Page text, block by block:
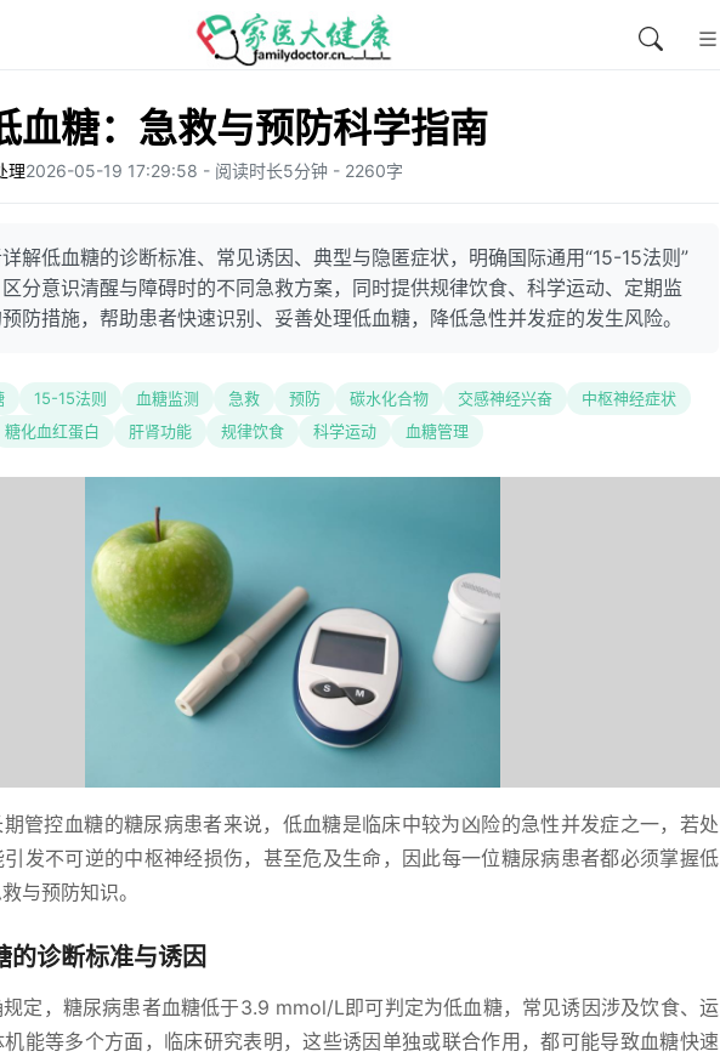
血糖：急救与预防科学指南
理2026-05-19 17:29:58 - 阅读时长5分钟 - 2260字
解低血糖的诊断标准、常见诱因、典型与隐匿症状，明确国际通用“15-15法则”
分意识清醒与障碍时的不同急救方案，同时提供规律饮食、科学运动、定期监
防措施，帮助患者快速识别、妥善处理低血糖，降低急性并发症的发生风险。
15-15法则 血糖监测 急救 预防 碳水化合物 交感神经兴奋
中枢神经症状
糖化血红蛋白 肝肾功能 规律饮食 科学运动 血糖管理
管控血糖的糖尿病患者来说，低血糖是临床中较为凶险的急性并发症之一，若处
发不可逆的中枢神经损伤，甚至危及生命，因此每一位糖尿病患者都必须掌握低
与预防知识。
的诊断标准与诱因
规定，糖尿病患者血糖低于3.9 mmol/L即可判定为低血糖，常见诱因涉及饮食、运
能等多个方面，临床研究表明，这些诱因单独或联合作用，都可能导致血糖快速